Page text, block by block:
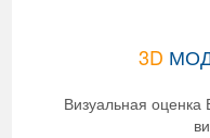
3D
Визуальная